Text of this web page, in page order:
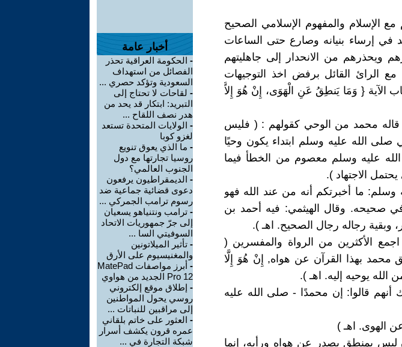
الإسلام والمفهوم الإسلامي الصحيح
في إرساء بنيانه وصارع حتى الساعات
ويحذرهم من الانحدار إلى جاهليتهم
مع الرائ القائل برفض اخذ التوجيهات
الآية { وَمَا يَنطِقُ عَنِ الْهَوَى، إِنْ هُوَ إِلاَّ
محمد من الوحي كقولهم : ( فليس
صلى الله عليه وسلم ابتداء يكون وحيًا
الله عليه وسلم معصوم من الخطأ فيما
الاجتهاد ).
ما أخبرتكم أنه من عند الله فهو
صحيحه. وقال الهيثمي: فيه أحمد بن
وبقية رجاله رجال الصحيح. اهـ ).
الأكثرين من الرواة والمفسرين (
محمد بهذا القرآن عن هواه, إِنْ هُوَ إِلَّا
يوحيه إليه. اهـ ).
أنهم قالوا: إن محمدًا - صلى الله عليه
الهوى. اهـ )
ليس بمنطق يصدر عن هواه ورأيه، إنما
أخبار عامة
- الحكومة العراقية تحذر
الفصائل من استهداف
السعودية وتؤكد حصري ...
- لقاحات لا تحتاج إلى
التبريد: ابتكار قد يحد من
هدر نصف اللقاح ...
- الولايات المتحدة تستعد
لغزو كوبا
- ما الذي يعوق تنويع
روسيا تجارتها مع دول
الجنوب العالمي؟
- الديمقراطيون يرفعون
دعوى قضائية جماعية ضد
رسوم ترامب الجمركي ...
- ترامب ونتنياهو يسعيان
إلى جرّ جمهوريات الاتحاد
السوفيتي السا ...
- تأثير الميلاتونين
والمغنيسيوم على الأرق
-
أبرز مواصفات MatePad
Pro 12 الجديد من هواوي
- إطلاق موقع إلكتروني
روسي يحول المواطنين
إلى مراقبين للنباتات ...
- العثور على خاتم بلقاني
عمره قرون يكشف أسرار
شبكة التجارة في ...